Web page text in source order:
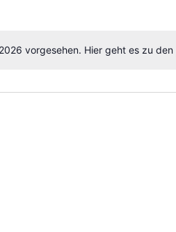
Hinweis
vorgesehen. Hier geht es zu den